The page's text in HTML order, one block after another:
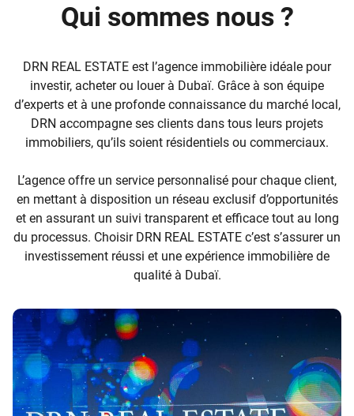
Qui sommes nous ?
DRN REAL ESTATE est l’agence immobilière idéale pour
investir, acheter ou louer à Dubaï. Grâce à son équipe
d’experts et à une profonde connaissance du marché local,
DRN accompagne ses clients dans tous leurs projets
immobiliers, qu’ils soient résidentiels ou commerciaux.
L’agence offre un service personnalisé pour chaque client,
en mettant à disposition un réseau exclusif d’opportunités
et en assurant un suivi transparent et efficace tout au long
du processus. Choisir DRN REAL ESTATE c’est s’assurer un
investissement réussi et une expérience immobilière de
qualité à Dubaï.